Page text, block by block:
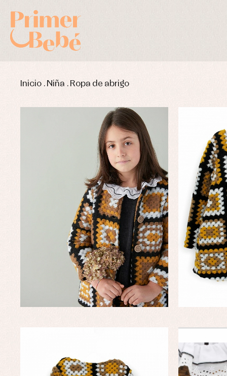
Inicio . Niña . Ropa de abrigo
Complementos de bautizo
Conjuntos
Faldones de bautizo
Peleles y ranitas
Baberos
Blusas, camisas y jerseys
Ropa interior, bodys,
pijamas...